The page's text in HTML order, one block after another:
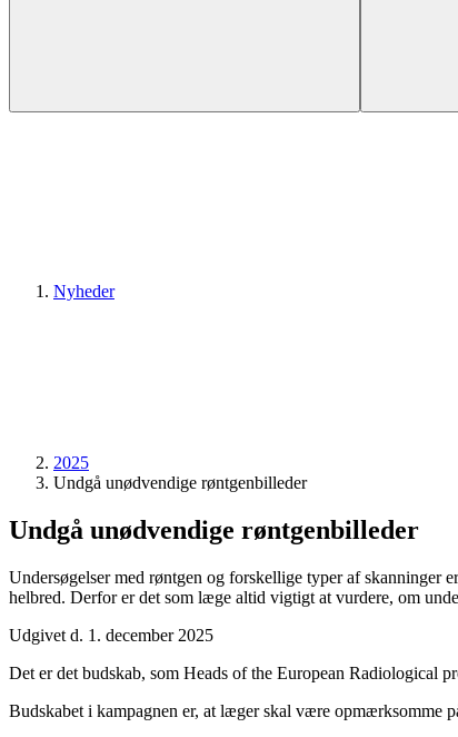
Nyheder
2025
Undgå unødvendige røntgenbilleder
Undgå unødvendige røntgenbilleder
Undersøgelser med røntgen og forskellige typer af
helbred. Derfor er det som læge altid vigtigt at vurdere, om
Udgivet d. 1. december 2025
Det er det budskab, som Heads of the European Radiological
Budskabet i kampagnen er, at læger skal være opmærksomme